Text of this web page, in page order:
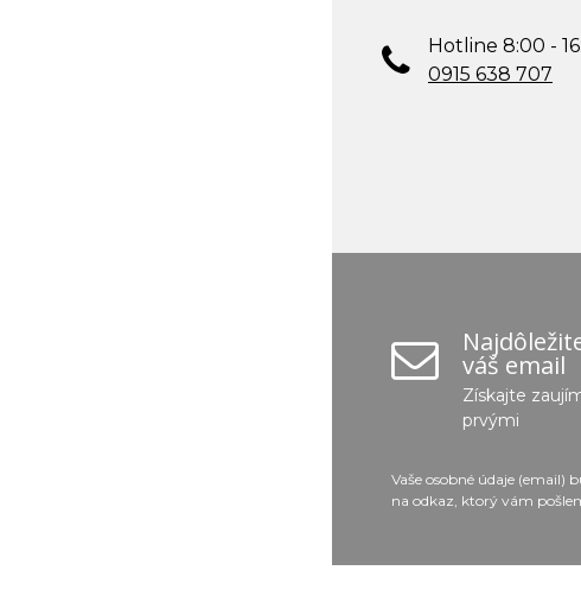
Hotline 8:00 -
0915 638 707
váš email
Získajte
prvými
Vaše osobné údaje
na odkaz, ktorý vám